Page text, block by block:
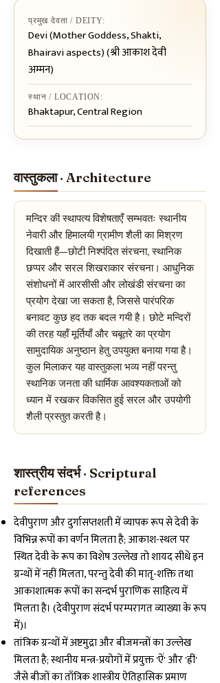
प्रमुख देवता / DEITY:
Devi (Mother Goddess, Shakti,
Bhairavi aspects) (श्री आकाश देवी
अम्मन)
स्थान / LOCATION:
Bhaktapur, Central Region
वास्तुकला · Architecture
मन्दिर की स्थापत्य विशेषताएँ सम्भवतः स्थानीय
नेवारी और हिमालयी ग्रामीण शैली का मिश्रण
दिखाती हैं—छोटी निश्पंदित संरचना, स्थानिक
छप्पर और सरल शिखराकार संरचना। आधुनिक
संशोधनों में आरसीसी और लोखंडी संरचना का
प्रयोग देखा जा सकता है, जिससे पारंपरिक
बनावट कुछ हद तक बदल गयी है। छोटे मन्दिरों
की तरह यहाँ मूर्तियाँ और चबूतरे का प्रयोग
सामुदायिक अनुष्ठान हेतु उपयुक्त बनाया गया है।
कुल मिलाकर यह वास्तुकला भव्य नहीं परन्तु
स्थानिक जनता की धार्मिक आवश्यकताओं को
ध्यान में रखकर विकसित हुई सरल और उपयोगी
शैली प्रस्तुत करती है।
शास्त्रीय संदर्भ · Scriptural
references
देवीपुराण और दुर्गासप्तशती में व्यापक रूप से देवी के
विभिन्न रूपों का वर्णन मिलता है; आकाश-स्थल पर
स्थित देवी के रूप का विशेष उल्लेख तो शायद सीधे इन
ग्रन्थों में नहीं मिलता, परन्तु देवी की मातृ-शक्ति तथा
आकाशात्मक रूपों का सन्दर्भ पुराणिक साहित्य में
मिलता है। (देवीपुराण संदर्भ परम्परागत व्याख्या के रूप
में)।
तांत्रिक ग्रन्थों में अष्टमुद्रा और बीजमन्त्रों का उल्लेख
मिलता है; स्थानीय मन्त्र-प्रयोगों में प्रयुक्त 'ऐं' और 'ह्रीं'
जैसे बीजों का ताँत्रिक शास्त्रीय ऐतिहासिक प्रमाण